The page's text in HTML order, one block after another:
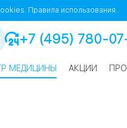
Правила использования.
+7 (495) 780-
МЕДИЦИНЫ АКЦИИ